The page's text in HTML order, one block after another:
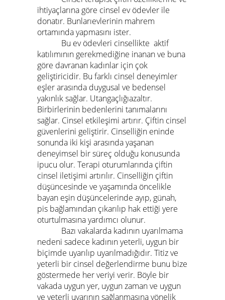
ihtiyaçlarına göre cinsel ev ödevler ile
donatır. Bunlarıevlerinin mahrem
ortamında yapmasını ister.
Bu ev ödevleri cinsellikte aktif
katılımının gerekmediğine inanan ve buna
göre davranan kadınlar için çok
geliştiricidir. Bu farklı cinsel deneyimler
eşler arasında duygusal ve bedensel
yakınlık sağlar. Utangaçlığıazaltır.
Birbirlerinin bedenlerini tanımalarını
sağlar. Cinsel etkileşimi artırır. Çiftin cinsel
güvenlerini geliştirir. Cinselliğin eninde
sonunda iki kişi arasında yaşanan
deneyimsel bir süreç olduğu konusunda
ipucu olur. Terapi oturumlarında çiftin
cinsel iletişimi artırılır. Cinselliğin çiftin
düşüncesinde ve yaşamında öncelikle
bayan eşin düşüncelerinde ayıp, günah,
pis bağlamından çıkarılıp hak ettiği yere
oturtulmasına yardımcı olunur.
Bazı vakalarda kadının uyarılmama
nedeni sadece kadının yeterli, uygun bir
biçimde uyarılıp uyarılmadığıdır. Titiz ve
yeterli bir cinsel değerlendirme bunu bize
göstermede her veriyi verir. Böyle bir
vakada uygun yer, uygun zaman ve uygun
ve yeterli uyarının sağlanmasına yönelik